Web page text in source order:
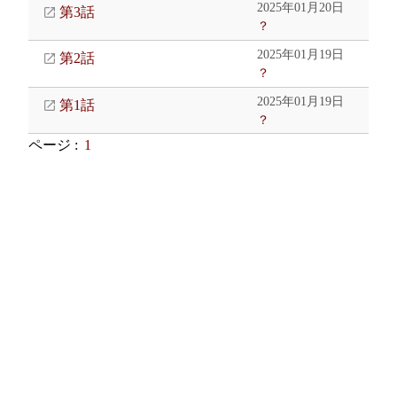
第3話
2025年01月20日
？
第2話
2025年01月19日
？
第1話
2025年01月19日
？
ページ : 1